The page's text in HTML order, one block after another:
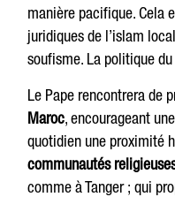
manière pacifique. Cela
juridiques de l’islam
soufisme. La politique
Le Pape rencontrera de
Maroc, encourageant
quotidien une proximité
communautés
comme à Tanger ; qui